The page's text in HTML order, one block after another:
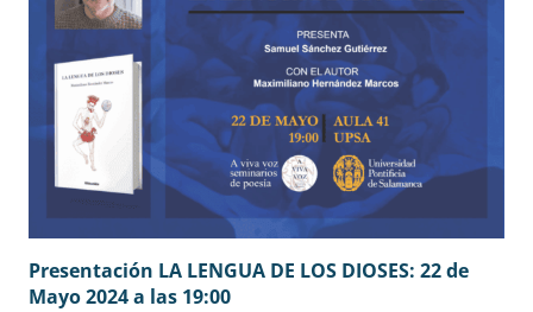
Presentación LA LENGUA DE LOS DIOSES: 22 de
Mayo 2024 a las 19:00